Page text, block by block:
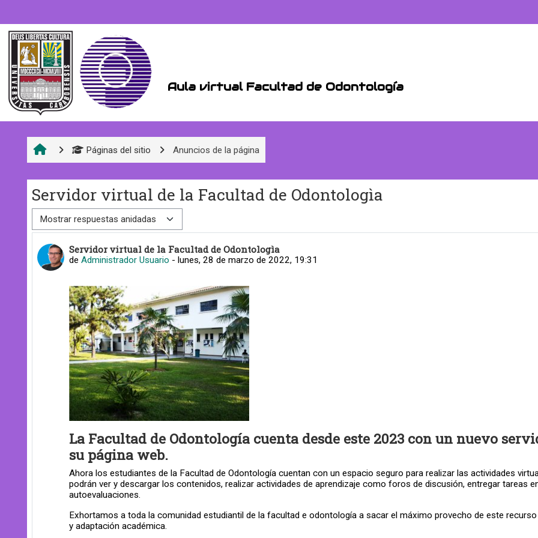
Aula virtual Facultad de Odontología
Páginas del sitio Anuncios de la página
Servidor virtual de la Facultad de Odontologìa
Mostrar modo
Servidor virtual de la Facultad de Odontologìa
deAdministrador Usuario -lunes, 28 de marzo de 2022, 19:31
Número de respuestas: 0
La Facultad de Odontología cuenta desde este 2023 con un nuevo
su página web.
Ahora los estudiantes de la Facultad de Odontología cuentan con un espacio seguro para realizar las actividades
podrán ver y descargar los contenidos, realizar actividades de aprendizaje como foros de discusión, entregar tareas
autoevaluaciones.
Exhortamos a toda la comunidad estudiantil de la facultad e odontología a sacar el máximo provecho de este
y adaptación académica.